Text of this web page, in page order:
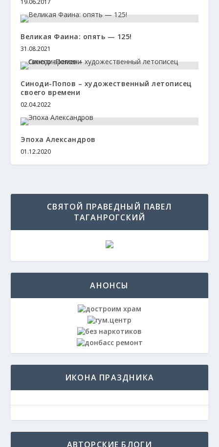
Великая Фаина: опять — 125!
31.08.2021
Синоди-Попов – художественный летописец
своего времени
02.04.2022
Эпоха Александров
01.12.2020
СВЯТОЙ ПРАВЕДНЫЙ ПАВЕЛ
ТАГАНРОГСКИЙ
АНОНСЫ
ИКОНА ПРАЗДНИКА
АВТОРСКИЕ БЛОГИ